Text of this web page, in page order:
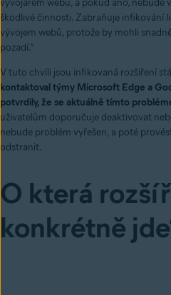
vývojářem webu, a pokud ano, nebude
škodlivé činnosti. Zabraňuje infikování
vývojem webů, protože by mohli
pozadí.“
V tuto chvíli jsou infikovaná rozšíření
kontaktoval týmy Microsoft Edge a
potvrdily, že se aktuálně tímto
uživatelům doporučuje deaktivovat
nebude problém vyřešen, a poté
odstranit.
O která
konkrétně